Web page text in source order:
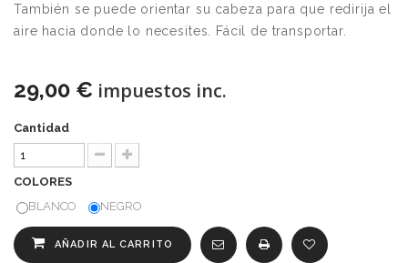
También se puede orientar su cabeza para que redirija el
aire hacia donde lo necesites. Fácil de transportar.
29,00 € impuestos inc.
Cantidad
COLORES
BLANCO
NEGRO
AÑADIR AL CARRITO